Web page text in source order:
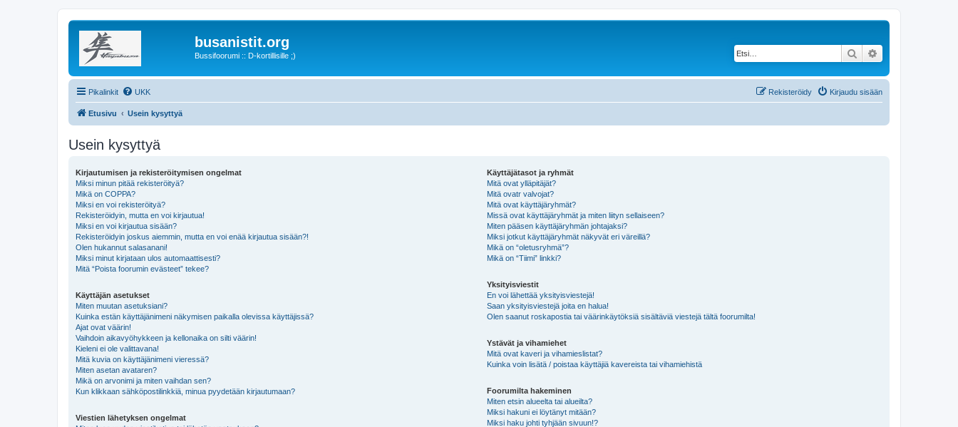
busanistit.org
Bussifoorumi :: D-kortillisille ;) Etsi
Pikalinkit UKK Kirjaudu sisään
Rekisteröidy
Etusivu Usein kysyttyä
Usein kysyttyä
Kirjautumisen ja rekisteröitymisen ongelmat
Miksi minun pitää rekisteröityä?
Mikä on COPPA?
Miksi en voi rekisteröityä?
Rekisteröidyin, mutta en voi kirjautua!
Miksi en voi kirjautua sisään?
Rekisteröidyin joskus aiemmin, mutta en voi enää kirjautua sisään?!
Olen hukannut salasanani!
Miksi minut kirjataan ulos automaattisesti?
Mitä “Poista foorumin evästeet” tekee?
Käyttäjän asetukset
Miten muutan asetuksiani?
Kuinka estän käyttäjänimeni näkymisen paikalla olevissa käyttäjissä?
Ajat ovat väärin!
Vaihdoin aikavyöhykkeen ja kellonaika on silti väärin!
Kieleni ei ole valittavana!
Mitä kuvia on käyttäjänimeni vieressä?
Miten asetan avataren?
Mikä on arvonimi ja miten vaihdan sen?
Kun klikkaan sähköpostilinkkiä, minua pyydetään kirjautumaan?
Viestien lähetyksen ongelmat
Käyttäjätasot ja ryhmät
Mitä ovat ylläpitäjät?
Mitä ovatr valvojat?
Mitä ovat käyttäjäryhmät?
Missä ovat käyttäjäryhmät ja miten liityn sellaiseen?
Miten pääsen käyttäjäryhmän johtajaksi?
Miksi jotkut käyttäjäryhmät näkyvät eri väreillä?
Mikä on “oletusryhmä”?
Mikä on “Tiimi” linkki?
Yksityisviestit
En voi lähettää yksityisviestejä!
Saan yksityisviestejä joita en halua!
Olen saanut roskapostia tai väärinkäytöksiä sisältäviä viestejä tältä foorumilta!
Ystävät ja vihamiehet
Mitä ovat kaveri ja vihamieslistat?
Kuinka voin lisätä / poistaa käyttäjiä kavereista tai vihamiehistä
Foorumilta hakeminen
Miten etsin alueelta tai alueilta?
Miksi hakuni ei löytänyt mitään?
Miksi haku johti tyhjään sivuun!?